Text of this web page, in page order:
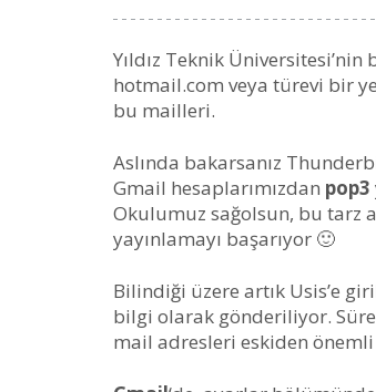
Yıldız Teknik
hotmail.com veya türevi bir
bu mailleri.
Aslında bakarsanız
Gmail hesaplarımızdan pop3
Okulumuz sağolsun, bu tarz
yayınlamayı başarıyor 🙂
Bilindiği üzere artık Usis’e
bilgi olarak gönderiliyor.
mail adresleri eskiden